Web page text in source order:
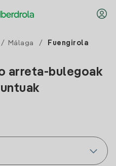
/ Málaga / Fuengirola
arreta-bulegoak